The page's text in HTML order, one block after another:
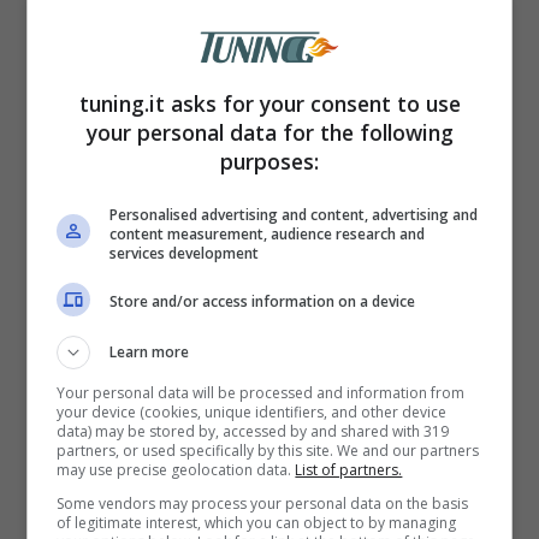
Tutte le auto del Duce
La Balilla era un’automobile per il popolo
ma naturalmente, come tutti i dittatori,
Mussolini non circolava certo su
un’utilitaria del genere. La sua prima
automobile – secondo gli storici – fu infatti
tuning.it asks for your consent to use
your personal data for the following
purposes:
Personalised advertising and content, advertising and
content measurement, audience research and
services development
Store and/or access information on a device
Learn more
Your personal data will be processed and information from
your device (cookies, unique identifiers, and other device
data) may be stored by, accessed by and shared with 319
partners, or used specifically by this site. We and our partners
may use precise geolocation data. List of partners.
Some vendors may process your personal data on the basis
of legitimate interest, which you can object to by managing